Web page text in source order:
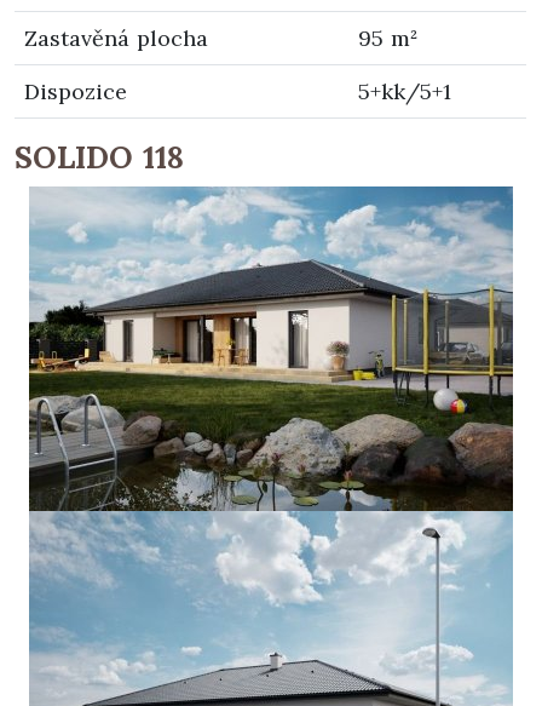
Zastavěná plocha
95 m²
Dispozice
5+kk/5+1
SOLIDO 118